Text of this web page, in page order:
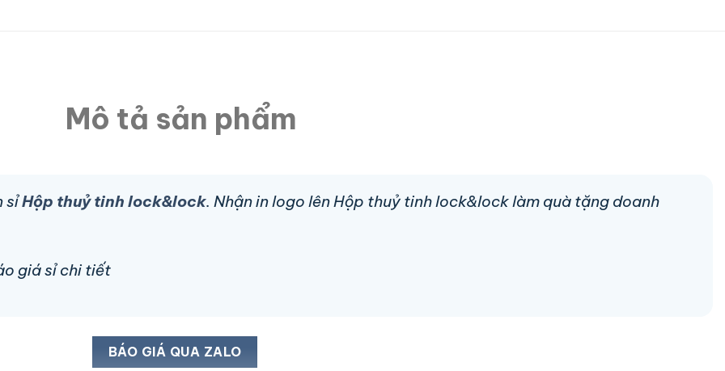
Mô tả sản phẩm
sỉHộp thuỷ tinh lock&lock. Nhận in logo lên Hộp thuỷ tinh lock&lock làm quà tặng doanh
giá sỉ chi tiết
BÁO GIÁ QUA ZALO